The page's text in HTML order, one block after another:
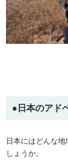
●日本のアド
日本にはどんな
しょうか。